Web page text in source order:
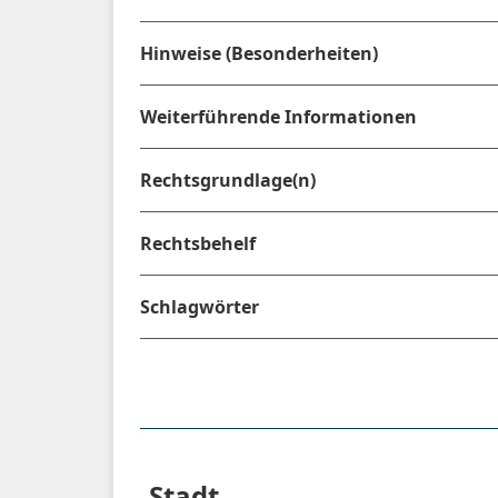
Hinweise (Besonderheiten)
Weiterführende Informationen
Rechtsgrundlage(n)
Rechtsbehelf
Schlagwörter